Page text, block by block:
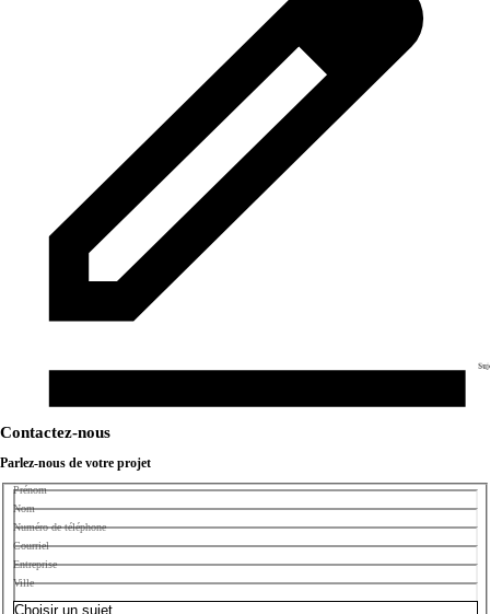
Contactez-nous
Parlez-nous de votre projet
Prénom
Nom
Numéro de téléphone
Courriel
Entreprise
Ville